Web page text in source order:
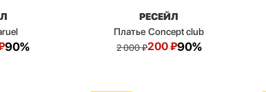
90%
РЕСЕЙЛ
Платье Concept club
2 000₽200₽90%